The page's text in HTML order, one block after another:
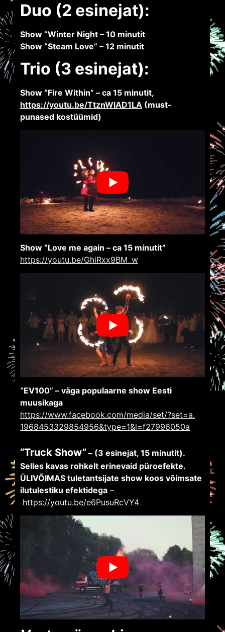
Duo (2 esinejat):
Show “Winter Night – 10 minutit
Show “Steam Love” – 12 minutit
Trio (3 esinejat):
Show “Fire Within” – ca 15 minutit,
https://youtu.be/TtznWlAD1LA (must-
punased kostüümid)
Show “Love me again – ca 15 minutit”
https://youtu.be/GhiRxx9BM_w
“EV100” – väga populaarne show Eesti
muusikaga
https://www.facebook.com/media/set/?set=a.
1968453329854956&type=1&l=f27996050a
“Truck Show” – (3 esinejat, 15 minutit).
Selles kavas rohkelt erinevaid püroefekte.
ÜLIVÕIMAS tuletantsijate show koos võimsate
ilutulestiku efektidega –
https://youtu.be/e6PusuRcVY4